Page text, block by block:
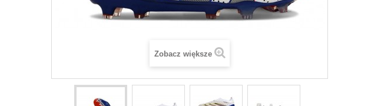
Zobacz większe